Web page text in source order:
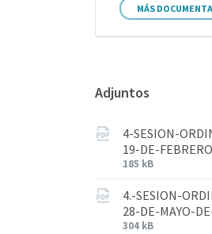
MÁS
Adjuntos
4-SESION-
19-DE-
185 kB
4.-SESION-
28-DE-MAYO-
304 kB